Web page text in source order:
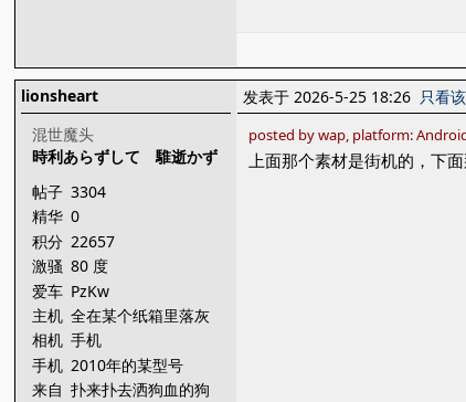
lionsheart
混世魔头
時利あらずして 騅逝かず
帖子 3304
精华 0
积分 22657
激骚 80 度
爱车 PzKw
主机 全在某个纸箱里落灰
相机 手机
手机 2010年的某型号
来自 扑来扑去洒狗血的狗
发表于 2026-5-25 18:26 只看
posted by wap, platform:
上面那个素材是街机的，下